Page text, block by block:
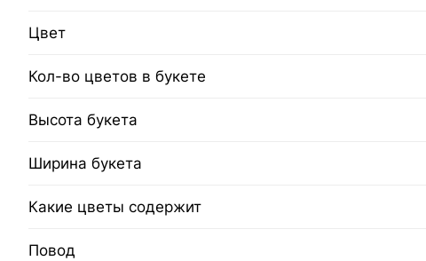
Цвет
Кол-во цветов в букете
Высота букета
Ширина букета
Какие цветы содержит
Повод